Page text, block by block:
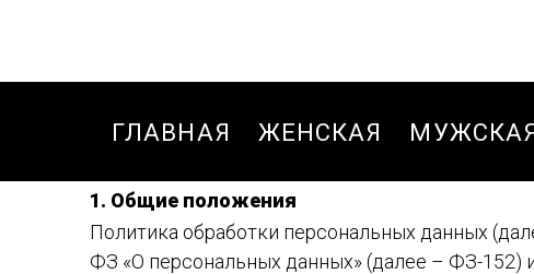
ГЛАВНАЯ ЖЕНСКАЯ
БЛУЗКИ,РУБАШКИ
БРЮКИ
БРЮКИ
БРЮКИ
1. Общие положения
Политика обработки персональных данных
ФЗ «О персональных данных» (далее – ФЗ-152)